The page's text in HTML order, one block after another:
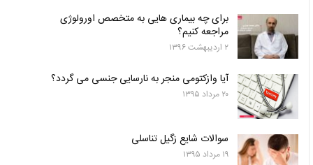
برای چه بیماری هایی به متخصص اورولوژی
مراجعه کنیم؟
۲ اردیبهشت ۱۳۹۶
آیا وازکتومی منجر به نارسایی جنسی می گردد؟
۲۰ مرداد ۱۳۹۵
سوالات شایع زگیل تناسلی
۱۹ مرداد ۱۳۹۵